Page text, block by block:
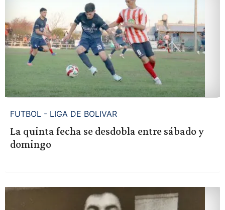
FUTBOL - LIGA DE BOLIVAR
La quinta fecha se desdobla entre sábado y
domingo